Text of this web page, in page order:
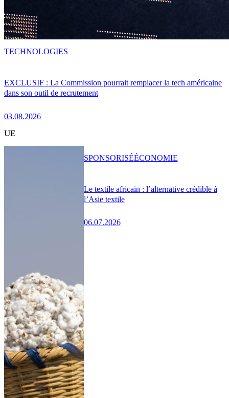
EXCLUSIF : La Commission pourrait remplacer la tech américaine
dans son outil de recrutement
03.08.2026
TECHNOLOGIES
UE
Le textile africain : l’alternative crédible à
l’Asie textile
06.07.2026
SPONSORISÉÉCONOMIE